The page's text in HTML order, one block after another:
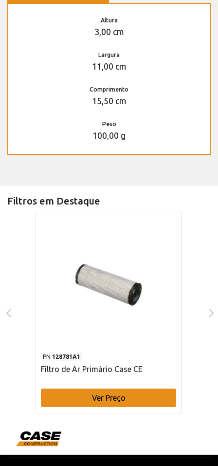
Altura
3,00 cm
Largura
11,00 cm
Comprimento
15,50 cm
Peso
100,00 g
Filtros em Destaque
PN 128781A1
Filtro de Ar Primário Case CE
Ver Preço